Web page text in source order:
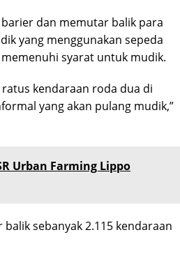
dan memutar balik para
yang menggunakan sepeda
syarat untuk mudik.
kendaraan roda dua di
yang akan pulang mudik,”
Urban Farming Lippo
sebanyak 2.115 kendaraan